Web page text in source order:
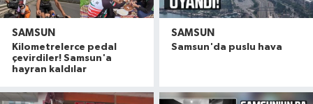
SAMSUN
Kilometrelerce pedal
çevirdiler! Samsun'a
hayran kaldılar
SAMSUN
Samsun'da puslu hava